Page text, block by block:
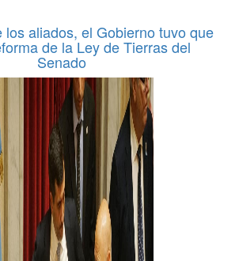
los aliados, el Gobierno tuvo que
de la Ley de Tierras del
Senado